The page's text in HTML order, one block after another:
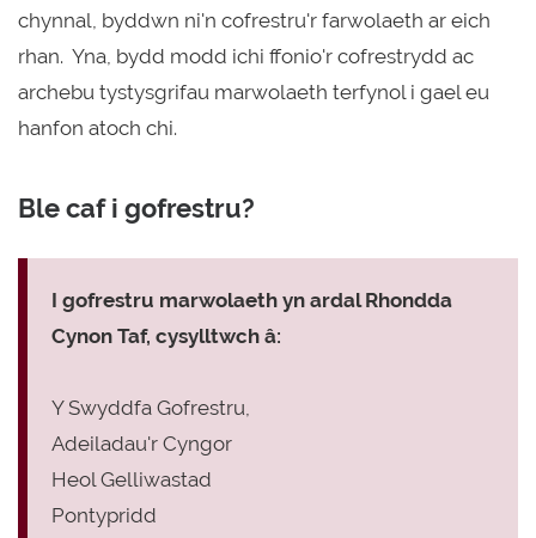
chynnal, byddwn ni'n cofrestru'r farwolaeth ar eich
rhan. Yna, bydd modd ichi ffonio'r cofrestrydd ac
archebu tystysgrifau marwolaeth terfynol i gael eu
hanfon atoch chi.
Ble caf i gofrestru?
I gofrestru marwolaeth yn ardal Rhondda
Cynon Taf, cysylltwch â:
Y Swyddfa Gofrestru,
Adeiladau'r Cyngor
Heol Gelliwastad
Pontypridd